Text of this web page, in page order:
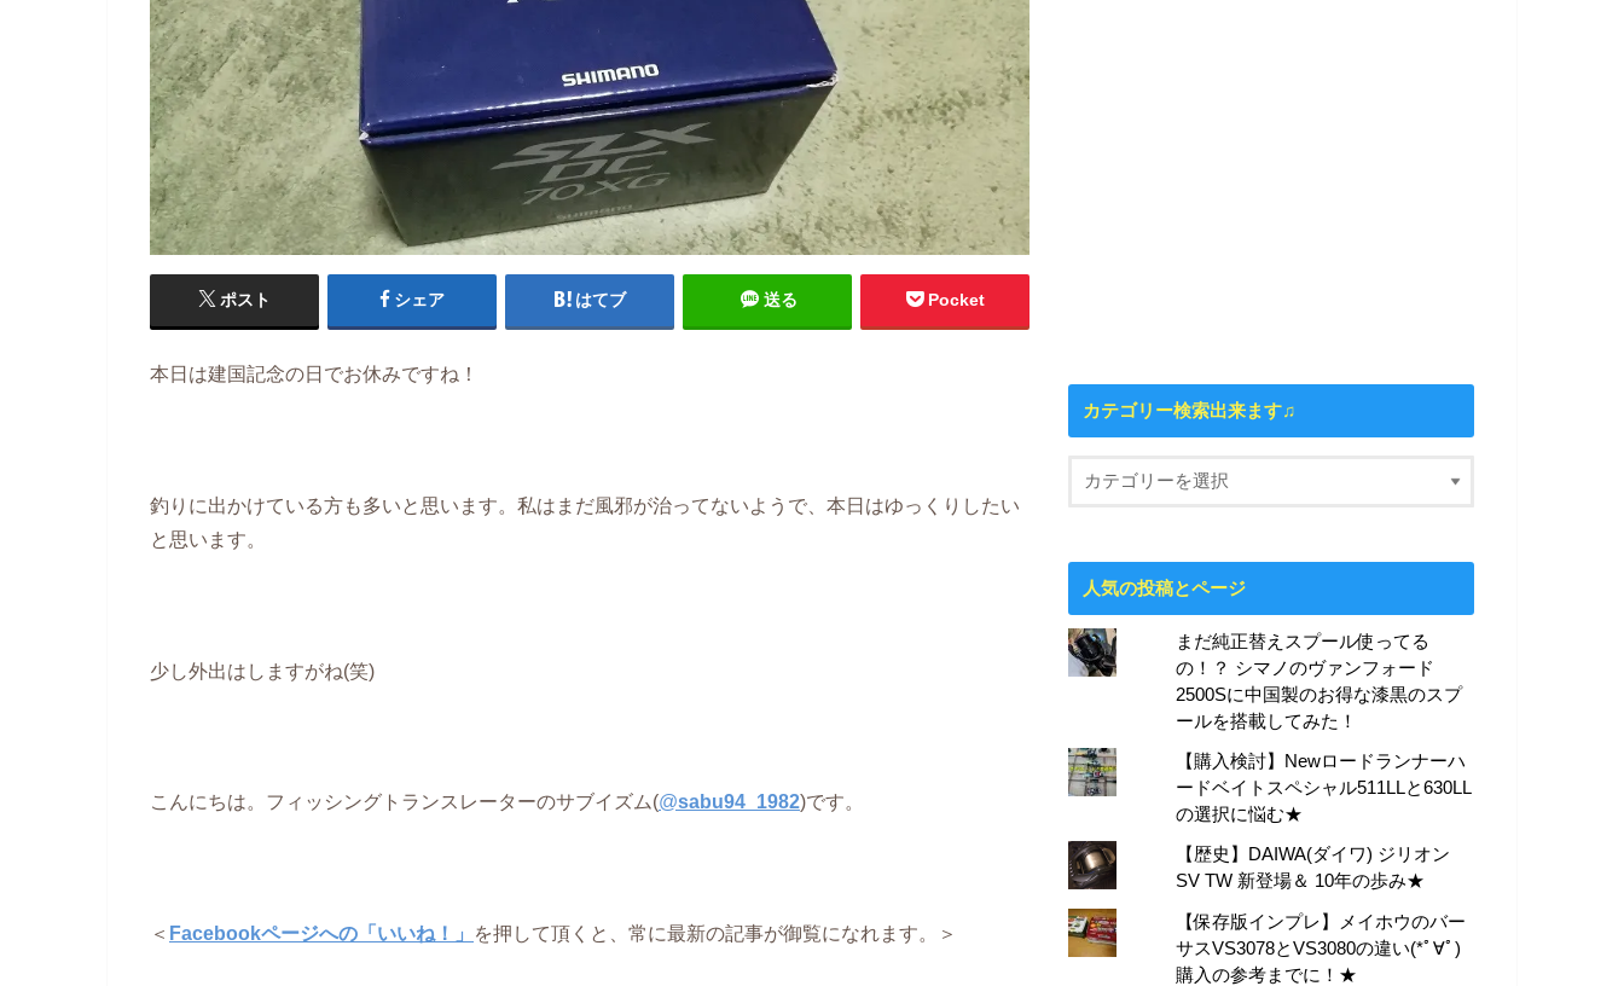
ポスト シェア はてブ 送る Pocket
本日は建国記念の日でお休みですね！
釣りに出かけている方も多いと思います。私はまだ風邪が治ってないようで、本日はゆっくりしたい
と思います。
少し外出はしますがね(笑)
こんにちは。フィッシングトランスレーターのサブイズム(@sabu94_1982)です。
＜ Facebookページへの「いいね！」 を押して頂くと、常に最新の記事が御覧になれます。＞
カテゴリー検索出来ます♫
人気の投稿とページ
まだ純正替えスプール使ってる
の！？ シマノのヴァンフォード
2500Sに中国製のお得な漆黒のスプ
ールを搭載してみた！
【購入検討】Newロードランナーハ
ードベイトスペシャル511LLと630LL
の選択に悩む★
【歴史】DAIWA(ダイワ) ジリオン
SV TW 新登場＆ 10年の歩み★
【保存版インプレ】メイホウのバー
サスVS3078とVS3080の違い(*ﾟ∀ﾟ)
購入の参考までに！★